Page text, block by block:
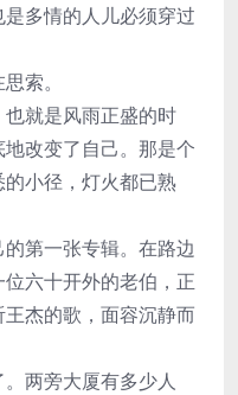
多情的人儿必须穿过
索。
就是风雨正盛的时
改变了自己。那是个
小径，灯火都已熟
第一张专辑。在路边
六十开外的老伯，正
杰的歌，面容沉静而
两旁大厦有多少人